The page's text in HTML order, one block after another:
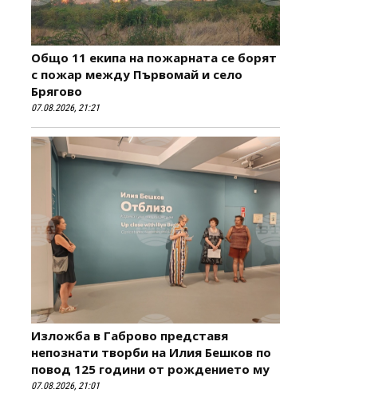
Общо 11 екипа на пожарната се борят
с пожар между Първомай и село
Брягово
07.08.2026, 21:21
Изложба в Габрово представя
непознати творби на Илия Бешков по
повод 125 години от рождението му
07.08.2026, 21:01